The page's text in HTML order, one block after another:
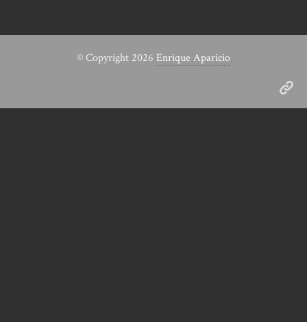
© Copyright 2026 Enrique Aparicio